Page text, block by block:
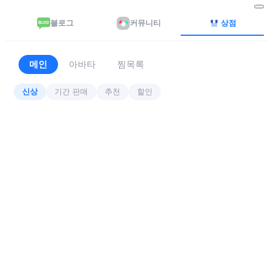
블로그 커뮤니티 상점
메인 아바타 찜목록
신상 기간 판매 추천 할인